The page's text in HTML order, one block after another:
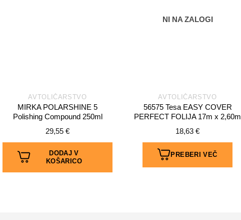
AVTOLIČARSTVO
MIRKA POLARSHINE 5
Polishing Compound 250ml
29,55 €
DODAJ V
KOŠARICO
NI NA ZALOGI
AVTOLIČARSTVO
56575 Tesa EASY COVER
PERFECT FOLIJA 17m x 2,60m
18,63 €
PREBERI VEČ